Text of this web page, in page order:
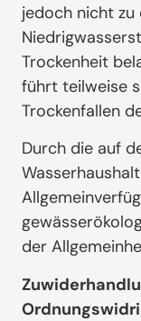
jedoch nicht zu
Trockenheit
führt teilweise
Trockenfallen
Durch die auf
der